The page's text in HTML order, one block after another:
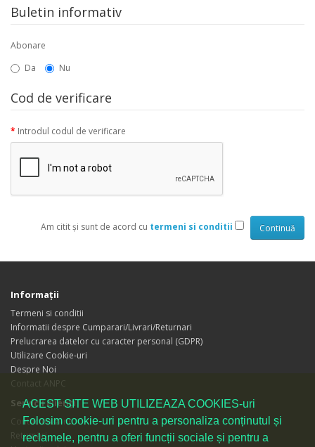
ACEST SITE WEB UTILIZEAZA COOKIES-uri
Folosim cookie-uri pentru a personaliza conținutul și
reclamele, pentru a oferi funcții sociale și pentru a
Buletin informativ
Abonare
Da
Nu
Cod de verificare
Introdul codul de verificare
Am citit şi sunt de acord cu termeni si conditii
Informaţii
Termeni si conditii
Informatii despre Cumparari/Livrari/Returnari
Prelucrarea datelor cu caracter personal (GDPR)
Utilizare Cookie-uri
Despre Noi
Contact ANPC
Servicii clienţi
Contactează-ne
Returnări